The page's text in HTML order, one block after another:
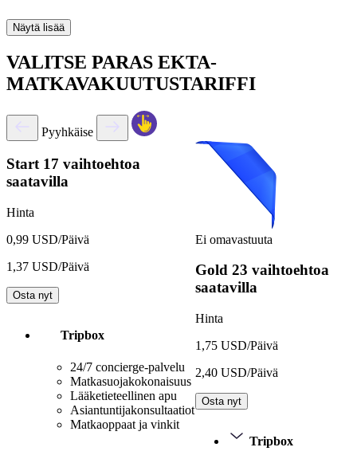
Näytä lisää
VALITSE PARAS EKTA-
MATKAVAKUUTUSTARIFFI
Pyyhkäise
Start 17 vaihtoehtoa
saatavilla
Hinta
0,99 USD/Päivä
1,37 USD/Päivä
Osta nyt
Tripbox
24/7 concierge-palvelu
Matkasuojakokonaisuus
Lääketieteellinen apu
Asiantuntijakonsultaatiot
Matkaoppaat ja vinkit
Ei omavastuuta
Gold 23 vaihtoehtoa
saatavilla
Hinta
1,75 USD/Päivä
2,40 USD/Päivä
Osta nyt
Tripbox